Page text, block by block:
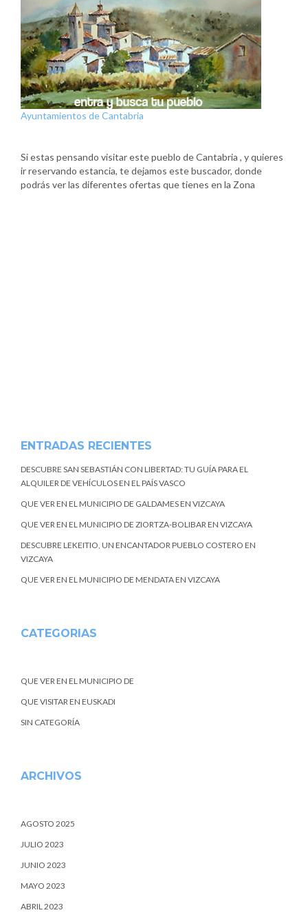
Ayuntamientos de Cantabria
Si estas pensando visitar este pueblo de Cantabria , y quieres
ir reservando estancia, te dejamos este buscador, donde
podrás ver las diferentes ofertas que tienes en la Zona
ENTRADAS RECIENTES
DESCUBRE SAN SEBASTIÁN CON LIBERTAD: TU GUÍA PARA EL
ALQUILER DE VEHÍCULOS EN EL PAÍS VASCO
QUE VER EN EL MUNICIPIO DE GALDAMES EN VIZCAYA
QUE VER EN EL MUNICIPIO DE ZIORTZA-BOLIBAR EN VIZCAYA
DESCUBRE LEKEITIO, UN ENCANTADOR PUEBLO COSTERO EN
VIZCAYA
QUE VER EN EL MUNICIPIO DE MENDATA EN VIZCAYA
CATEGORIAS
QUE VER EN EL MUNICIPIO DE
QUE VISITAR EN EUSKADI
SIN CATEGORÍA
ARCHIVOS
AGOSTO 2025
JULIO 2023
JUNIO 2023
MAYO 2023
ABRIL 2023